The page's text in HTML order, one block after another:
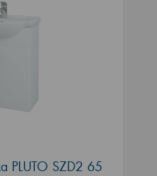
PLUTO SZD2 65